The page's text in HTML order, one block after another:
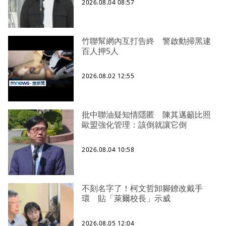
2026.08.04 08:57
竹聯幫網內互打告終 警啟動掃黑逮
百人押5人
2026.08.02 12:55
批中聯油疑知情隱匿 陳其邁籲比照
歐盟強化管理：該倒就讓它倒
2026.08.04 10:58
不刻名字了！柯文哲卸腳鐐改戴手
環 貼「萊爾校長」示威
2026.08.05 12:04